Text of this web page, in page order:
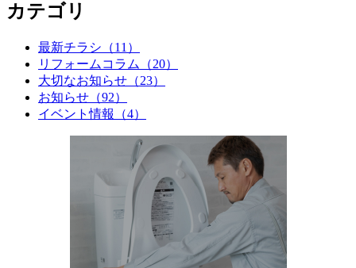
カテゴリ
最新チラシ（11）
リフォームコラム（20）
大切なお知らせ（23）
お知らせ（92）
イベント情報（4）